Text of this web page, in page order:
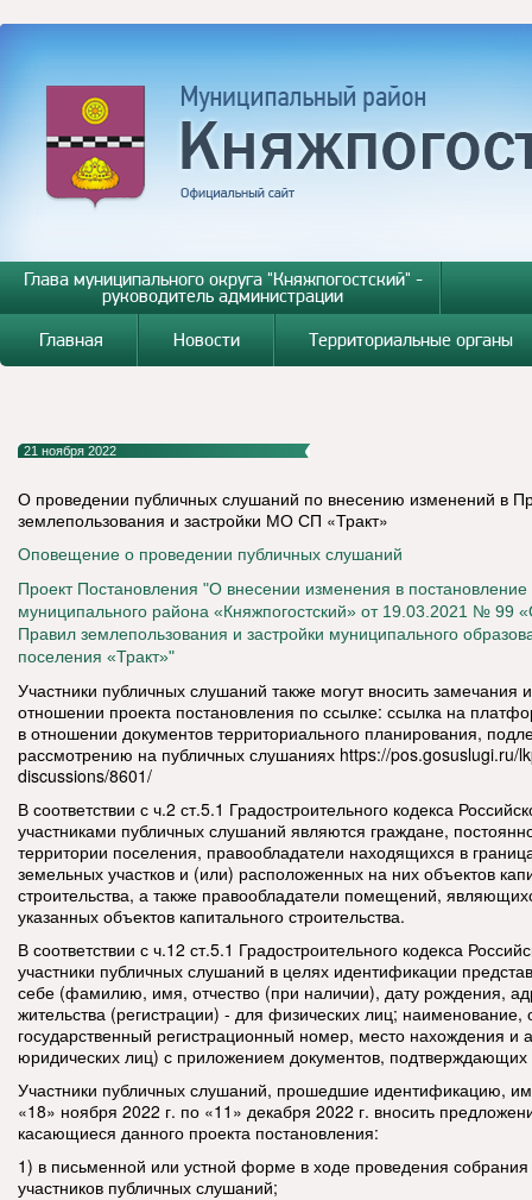
Глава муниципального округа "Княжпогостский" -
руководитель администрации
Главная
Новости Территориальные органы
21 ноября 2022
О проведении публичных слушаний по внесению изменений в
землепользования и застройки МО СП «Тракт»
Оповещение о проведении публичных слушаний
Проект Постановления "О внесении изменения в
муниципального района «Княжпогостский» от 19.03.2021 № 99
Правил землепользования и застройки муниципального
поселения «Тракт»"
Участники публичных слушаний также могут вносить замечания
отношении проекта постановления по ссылке: ссылка на
в отношении документов территориального планирования,
рассмотрению на публичных слушаниях https://pos.gosuslugi.ru/
discussions/8601/
В соответствии с ч.2 ст.5.1 Градостроительного кодекса
участниками публичных слушаний являются граждане,
территории поселения, правообладатели находящихся в
земельных участков и (или) расположенных на них объектов
строительства, а также правообладатели помещений,
указанных объектов капитального строительства.
В соответствии с ч.12 ст.5.1 Градостроительного кодекса
участники публичных слушаний в целях идентификации
себе (фамилию, имя, отчество (при наличии), дату рождения,
жительства (регистрации) - для физических лиц; наименование,
государственный регистрационный номер, место нахождения и
юридических лиц) с приложением документов, подтверждающих
Участники публичных слушаний, прошедшие идентификацию,
«18» ноября 2022 г. по «11» декабря 2022 г. вносить
касающиеся данного проекта постановления:
1) в письменной или устной форме в ходе проведения
участников публичных слушаний;